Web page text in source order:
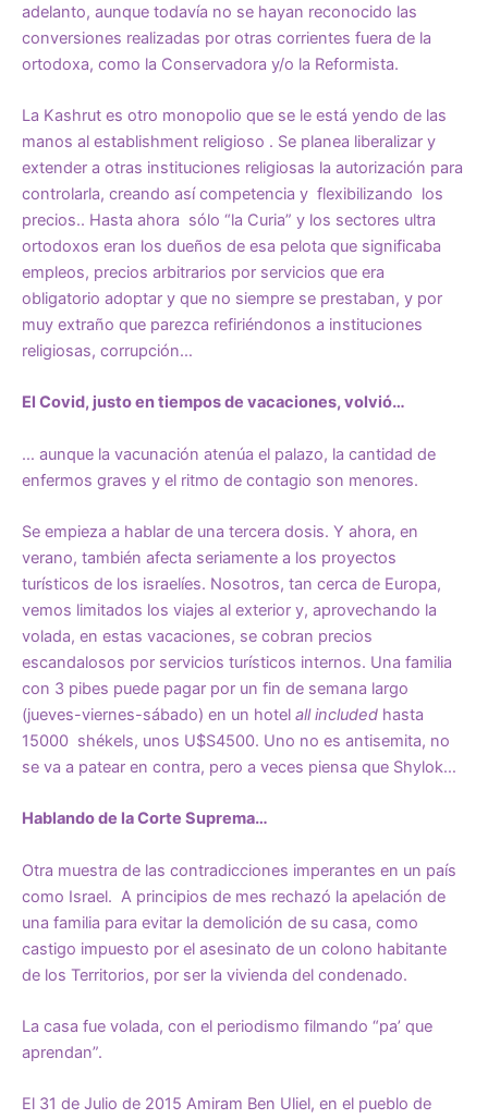
adelanto, aunque todavía no se hayan reconocido las
conversiones realizadas por otras corrientes fuera de la
ortodoxa, como la Conservadora y/o la Reformista.
La Kashrut es otro monopolio que se le está yendo de las
manos al establishment religioso . Se planea liberalizar y
extender a otras instituciones religiosas la autorización para
controlarla, creando así competencia y flexibilizando los
precios.. Hasta ahora sólo “la Curia” y los sectores ultra
ortodoxos eran los dueños de esa pelota que significaba
empleos, precios arbitrarios por servicios que era
obligatorio adoptar y que no siempre se prestaban, y por
muy extraño que parezca refiriéndonos a instituciones
religiosas, corrupción…
El Covid, justo en tiempos de vacaciones, volvió…
… aunque la vacunación atenúa el palazo, la cantidad de
enfermos graves y el ritmo de contagio son menores.
Se empieza a hablar de una tercera dosis. Y ahora, en
verano, también afecta seriamente a los proyectos
turísticos de los israelíes. Nosotros, tan cerca de Europa,
vemos limitados los viajes al exterior y, aprovechando la
volada, en estas vacaciones, se cobran precios
escandalosos por servicios turísticos internos. Una familia
con 3 pibes puede pagar por un fin de semana largo
(jueves-viernes-sábado) en un hotel all included hasta
15000 shékels, unos U$S4500. Uno no es antisemita, no
se va a patear en contra, pero a veces piensa que Shylok…
Hablando de la Corte Suprema…
Otra muestra de las contradicciones imperantes en un país
como Israel. A principios de mes rechazó la apelación de
una familia para evitar la demolición de su casa, como
castigo impuesto por el asesinato de un colono habitante
de los Territorios, por ser la vivienda del condenado.
La casa fue volada, con el periodismo filmando “pa’ que
aprendan”.
El 31 de Julio de 2015 Amiram Ben Uliel, en el pueblo de